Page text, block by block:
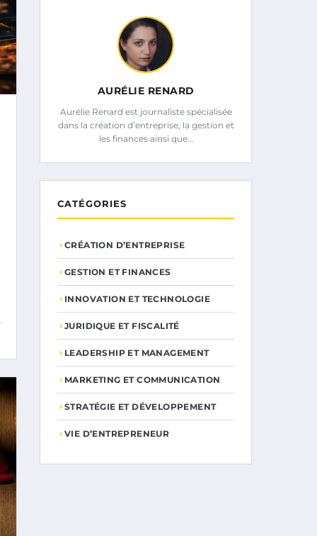
AURÉLIE RENARD
Aurélie Renard est journaliste spécialisée
dans la création d’entreprise, la gestion et
les finances ainsi que…
CATÉGORIES
CRÉATION D’ENTREPRISE
GESTION ET FINANCES
INNOVATION ET TECHNOLOGIE
JURIDIQUE ET FISCALITÉ
LEADERSHIP ET MANAGEMENT
MARKETING ET COMMUNICATION
STRATÉGIE ET DÉVELOPPEMENT
VIE D’ENTREPRENEUR